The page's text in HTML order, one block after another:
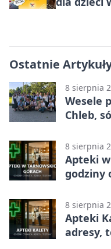
Ostatnie
8 sierpnia
Wesele
Chleb,
8 sierpnia
Apteki
godziny
8 sierpnia
Apteki
adresy,